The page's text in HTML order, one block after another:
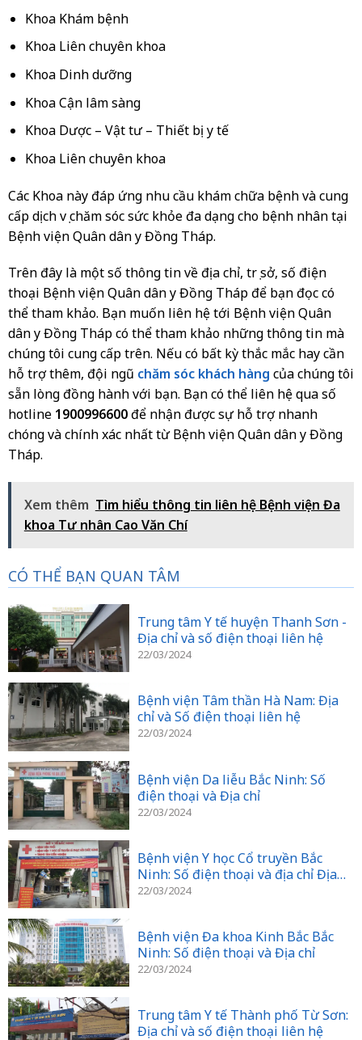
Khoa Khám bệnh
Khoa Liên chuyên khoa
Khoa Dinh dưỡng
Khoa Cận lâm sàng
Khoa Dược – Vật tư – Thiết bị y tế
Khoa Liên chuyên khoa
Các Khoa này đáp ứng nhu cầu khám chữa bệnh và cung
cấp dịch vụ chăm sóc sức khỏe đa dạng cho bệnh nhân tại
Bệnh viện Quân dân y Đồng Tháp.
Trên đây là một số thông tin về địa chỉ, trụ sở, số điện
thoại Bệnh viện Quân dân y Đồng Tháp để bạn đọc có
thể tham khảo. Bạn muốn liên hệ tới Bệnh viện Quân
dân y Đồng Tháp có thể tham khảo những thông tin mà
chúng tôi cung cấp trên. Nếu có bất kỳ thắc mắc hay cần
hỗ trợ thêm, đội ngũ chăm sóc khách hàng của chúng tôi
sẵn lòng đồng hành với bạn. Bạn có thể liên hệ qua số
hotline 1900996600để nhận được sự hỗ trợ nhanh
chóng và chính xác nhất từ Bệnh viện Quân dân y Đồng
Tháp.
Xem thêm Tìm hiểu thông tin liên hệ Bệnh viện Đa
khoa Tư nhân Cao Văn Chí
CÓ THỂ BẠN QUAN TÂM
Trung tâm Y tế huyện Thanh Sơn -
Địa chỉ và số điện thoại liên hệ
22/03/2024
Bệnh viện Tâm thần Hà Nam: Địa
chỉ và Số điện thoại liên hệ
22/03/2024
Bệnh viện Da liễu Bắc Ninh: Số
điện thoại và Địa chỉ
22/03/2024
Bệnh viện Y học Cổ truyền Bắc
Ninh: Số điện thoại và địa chỉ Địa
chỉ
22/03/2024
Bệnh viện Đa khoa Kinh Bắc Bắc
Ninh: Số điện thoại và Địa chỉ
22/03/2024
Trung tâm Y tế Thành phố Từ Sơn:
Địa chỉ và số điện thoại liên hệ